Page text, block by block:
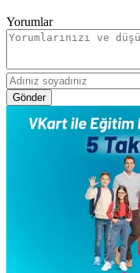
Yorumlar
Gönder